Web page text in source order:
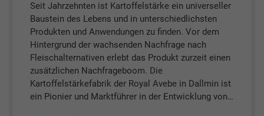
Seit Jahrzehnten ist Kartoffelstärke ein universeller
Baustein des Lebens und in unterschiedlichsten
Produkten und Anwendungen zu finden. Vor dem
Hintergrund der wachsenden Nachfrage nach
Fleischalternativen erlebt das Produkt zurzeit einen
zusätzlichen Nachfrageboom. Die
Kartoffelstärkefabrik der Royal Avebe in Dallmin ist
ein Pionier und Marktführer in der Entwicklung von…